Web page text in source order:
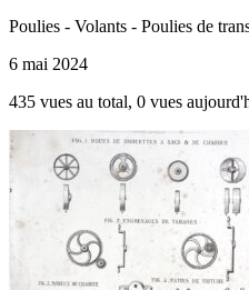
Poulies - Volants - Poulies de
6 mai 2024
435 vues au total, 0 vues